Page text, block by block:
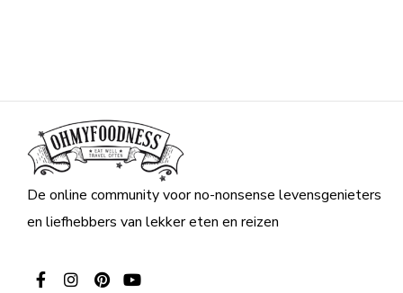
De online community voor no-nonsense levensgenieters
en liefhebbers van lekker eten en reizen